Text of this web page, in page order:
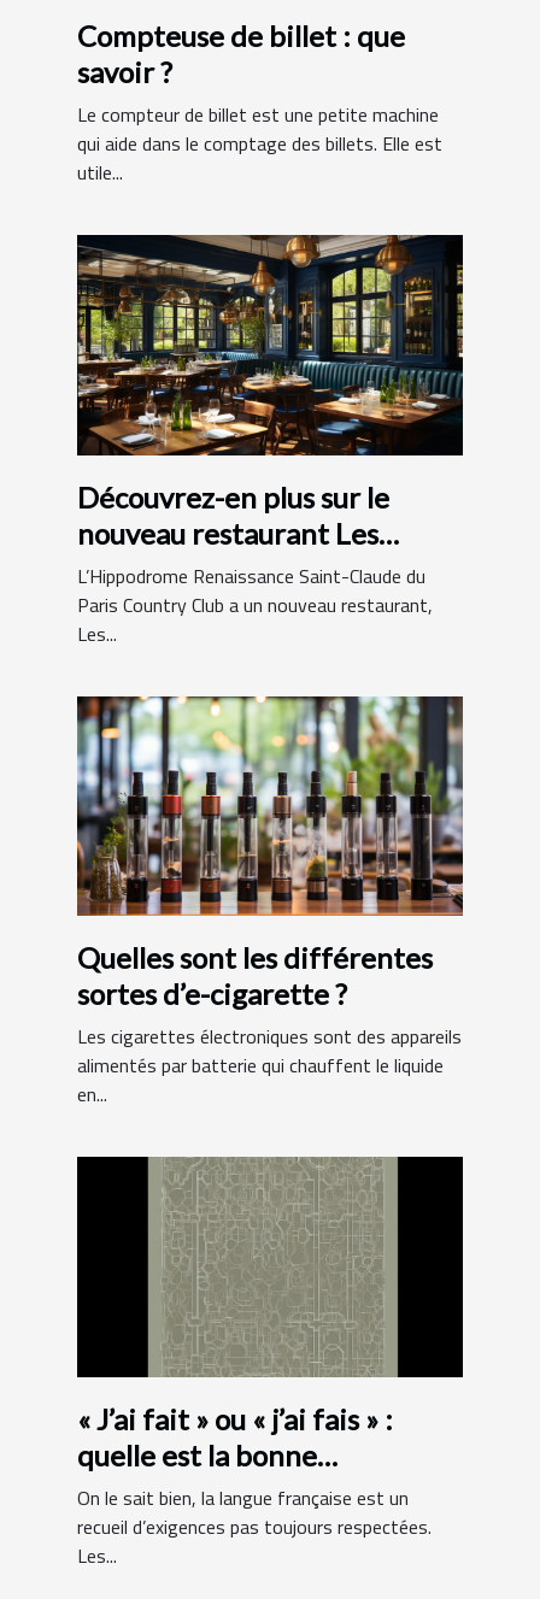
Compteuse de billet : que
savoir ?
Le compteur de billet est une petite machine
qui aide dans le comptage des billets. Elle est
utile...
Découvrez-en plus sur le
nouveau restaurant Les
Hamptons Grill
L’Hippodrome Renaissance Saint-Claude du
Paris Country Club a un nouveau restaurant,
Les...
Quelles sont les différentes
sortes d’e-cigarette ?
Les cigarettes électroniques sont des appareils
alimentés par batterie qui chauffent le liquide
en...
« J’ai fait » ou « j’ai fais » :
quelle est la bonne
orthographe ?
On le sait bien, la langue française est un
recueil d’exigences pas toujours respectées.
Les...